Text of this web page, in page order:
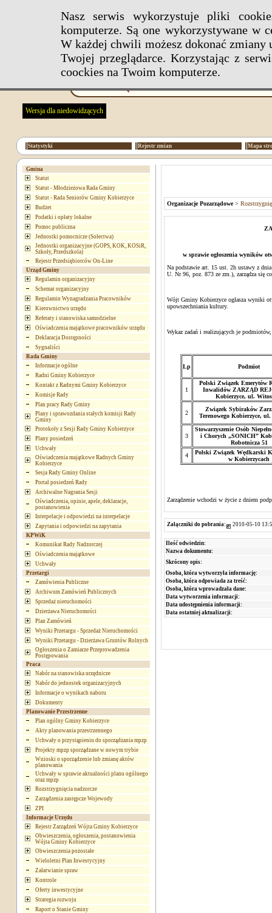
Nasz serwis wykorzystuje pliki
komputerze. Są one wykorzystywane w
W każdej chwili możesz dokonać
Twojej przeglądarce. Korzystając z
coockies na Twoim komputerze.
Wersja dla niedowidzących
Statystyki Rejestr zmian Mapa
Gmina
Statut
Statut - Młodzieżowa Rada Gminy
Statut - Rada Seniorów Gminy Kobierzyce
Budżet
Podatki i opłaty lokalne
Pomoc publiczna
Jednostki pomocnicze (Sołectwa)
Jednostki organizacyjne (GOPS, KOK, KOSiR,
Szkoły, Przedszkola)
Rejestr Przedsiębiorców On-Line
Urząd Gminy
Regulamin organizacyjny
Schemat organizacyjny
Regulamin Wynagradzania Pracowników
Kierownictwo urzędu
Referaty i stanowiska samodzielne
Oświadczenia majątkowe pracowników urzędu
Deklaracja Dostępności
Sygnaliści
Rada Gminy
Informacje ogólne
Radni Gminy Kobierzyce
Kontakt z Radnymi Gminy Kobierzyce
Komisje Rady
Plan pracy Rady Gminy
Plany i sprawozdania stałych komisji Rady
Gminy
Protokoły z Sesji Rady Gminy Kobierzyce
Plany posiedzeń
Uchwały
Oświadczenia majątkowe Radnych Gminy
Kobierzyce
Sesja Rady Gminy Online
Portal posiedzeń Rady
Archiwalne Nagrania Sesji
Oświadczenia, opinie, apele, deklaracje,
postanowienia
Interpelacje i odpowiedzi na interpelacje
Zapytania i odpowiedzi na zapytania
KPWiK
Komunikat Rady Nadzorczej
Oświadczenia majątkowe
Uchwały
Przetargi
Zamówienia Publiczne
Archiwum Zamówień Publicznych
Sprzedaż nieruchomości
Dzierżawa Nieruchomości
Plan Zamówień
Wyniki Przetargu - Sprzedaż Nieruchomości
Wyniki Przetargu - Dzierżawa Gruntów Rolnych
Ogłoszenia o Zamiarze Przeprowadzenia
Postępowania
Praca
Nabór na stanowiska urzędnicze
Nabór do jednostek organizacyjnych
Informacje o wynikach naboru
Dokumenty
Planowanie Przestrzenne
Plan ogólny Gminy Kobierzyce
Akty planowania przestrzennego
Uchwały o przystąpieniu do sporządzania mpzp
Projekty mpzp sporządzane w nowym trybie
Wnioski o sporządzenie lub zmianę aktów
planowania
Uchwały w sprawie aktualności planu ogólnego
oraz mpzp
Rozstrzygnięcia nadzorcze
Zarządzenia zastępcze Wojewody
ZPI
Informacje Urzędu
Rejestr Zarządzeń Wójta Gminy Kobierzyce
Obwieszczenia, ogłoszenia, postanowienia
Wójta Gminy Kobierzyce
Obwieszczenia pozostałe
Wieloletni Plan Inwestycyjny
Załatwianie spraw
Kontrole
Oferty inwestycyjne
Strategia rozwoju
Raport o Stanie Gminy
Organizacje Pozarządowe>
w sprawie ogłoszenia wyników
Na podstawie art. 15 ust. 2h ustawy z
U. Nr 96, poz. 873 ze zm.), zarządza się
Wójt Gminy Kobierzyce ogłasza wyniki
upowszechniania kultury.
Wykaz zadań i realizujących je
Lp Podmiot
1
Polski Związek Emerytów
Inwalidów ZARZĄD
Kobierzyce, ul.
2
Związek Sybiraków
Terenowego Kobierzyce,
3
Stowarzyszenie Osób
i Chorych „SONICH”
Robotnicza 51
4
Polski Związek Wędkarski
w Kobierzycach
Zarządzenie wchodzi w życie z dniem
Załączniki do pobrania: 2010-05-10
Ilość odwiedzin:
Nazwa dokumentu:
Skrócony opis:
Osoba, która wytworzyła informację:
Osoba, która odpowiada za treść:
Osoba, która wprowadzała dane:
Data wytworzenia informacji:
Data udostępnienia informacji:
Data ostatniej aktualizacji: